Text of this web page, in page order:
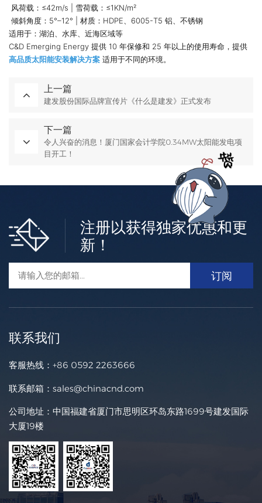
风荷载：≤42m/s | 雪荷载：≤1KN/m²
倾斜角度：5°–12° | 材质：HDPE、6005-T5 铝、不锈钢
适用于：湖泊、水库、近海区域等
C&D Emerging Energy 提供 10 年保修和 25 年以上的使用寿命，提供
高品质太阳能安装解决方案 适用于不同的环境。
上一篇
建发股份国际品牌宣传片《什么是建发》正式发布
下一篇
令人兴奋的消息！厦门国家会计学院0.34MW太阳能发电项
目开工！
注册以获得独家优惠和更
新！
联系我们
客服热线： +86 0592 2263666
联系邮箱： sales@chinacnd.com
公司地址：中国福建省厦门市思明区环岛东路1699号建发国际
大厦19楼